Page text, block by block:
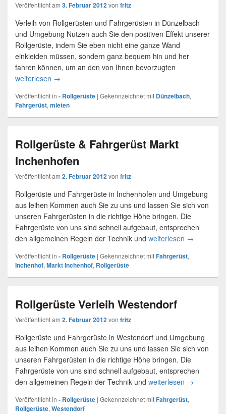
Veröffentlicht am 3. Februar 2012von fritz
Verleih von Rollgerüsten und Fahrgerüsten in Dünzelbach
und Umgebung Nutzen auch Sie den positiven Effekt unserer
Rollgerüste, indem Sie eben nicht eine ganze Wand
einkleiden müssen, sondern ganz bequem hin und her
fahren können, um an den von Ihnen bevorzugten
weiterlesen Fahrbares Gerüst in Dünzelbach
→
Veröffentlicht in - Rollgerüste | Gekennzeichnet mit Dünzelbach,
Fahrgerüst, mieten
Rollgerüste & Fahrgerüst Markt
Inchenhofen
Veröffentlicht am 2. Februar 2012von fritz
Rollgerüste und Fahrgerüste in Inchenhofen und Umgebung
aus leihen Kommen auch Sie zu uns und lassen Sie sich von
unseren Fahrgerüsten in die richtige Höhe bringen. Die
Fahrgerüste von uns sind schnell aufgebaut, entsprechen
den allgemeinen Regeln der Technik und weiterlesen →
Veröffentlicht in - Rollgerüste | Gekennzeichnet mitFahrgerüst,
Inchenhof, Markt Inchenhof, Rollgerüste
Rollgerüste Verleih Westendorf
Veröffentlicht am 2. Februar 2012von fritz
Rollgerüste und Fahrgerüste in Westendorf und Umgebung
aus leihen Kommen auch Sie zu uns und lassen Sie sich von
unseren Fahrgerüsten in die richtige Höhe bringen. Die
Fahrgerüste von uns sind schnell aufgebaut, entsprechen
den allgemeinen Regeln der Technik und weiterlesen Rollgerüste
→
Veröffentlicht in - Rollgerüste | Gekennzeichnet mitFahrgerüst,
Rollgerüste, Westendorf